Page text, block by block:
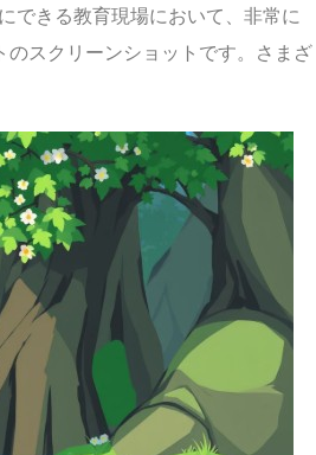
できる教育現場において、非常に
スクリーンショットです。さまざ